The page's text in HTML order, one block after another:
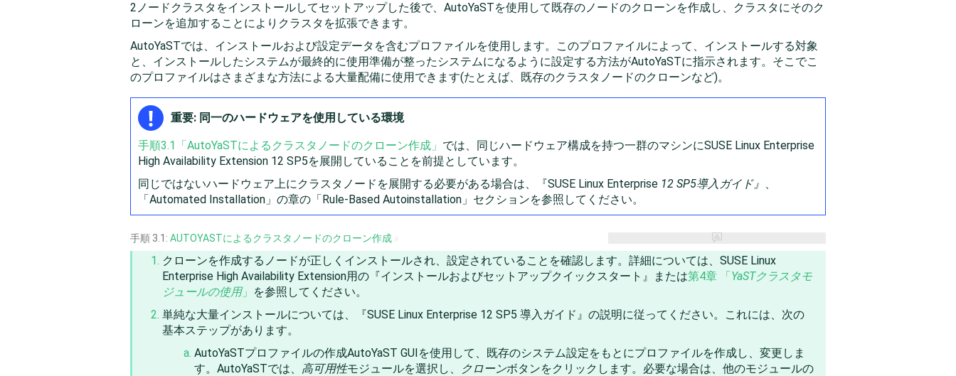
2ノードクラスタをインストールしてセットアップした後で、AutoYaSTを使用して既存のノードのクローンを作成し、クラスタにそのク
ローンを追加することによりクラスタを拡張できます。
AutoYaSTでは、インストールおよび設定データを含むプロファイルを使用します。このプロファイルによって、インストールする対象
と、インストールしたシステムが最終的に使用準備が整ったシステムになるように設定する方法がAutoYaSTに指示されます。そこでこ
のプロファイルはさまざまな方法による大量配備に使用できます(たとえば、既存のクラスタノードのクローンなど)。
重要: 同一のハードウェアを使用している環境
手順3.1「AutoYaSTによるクラスタノードのクローン作成」 では、同じハードウェア構成を持つ一群のマシンにSUSE Linux Enterprise
High Availability Extension 12 SP5を展開していることを前提としています。
同じではないハードウェア上にクラスタノードを展開する必要がある場合は、『SUSE Linux Enterprise 12 SP5導入ガイド』 、
「Automated Installation」の章の 「Rule-Based Autoinstallation」セクションを参照してください。
手順 3.1: AUTOYASTによるクラスタノードのクローン作成
クローンを作成するノードが正しくインストールされ、設定されていることを確認します。詳細については、 SUSE Linux
Enterprise High Availability Extension用の『インストールおよびセットアップクイックスタート』または第4章 「YaSTクラスタモ
ジュールの使用」 を参照してください。
単純な大量インストールについては、『SUSE Linux Enterprise 12 SP5 導入ガイド 』の説明に従ってください。これには、次の
基本ステップがあります。
AutoYaSTプロファイルの作成AutoYaST GUIを使用して、既存のシステム設定をもとにプロファイルを作成し、変更しま
す。AutoYaSTでは、 高可用性モジュールを選択し、 クローンボタンをクリックします。必要な場合は、他のモジュールの